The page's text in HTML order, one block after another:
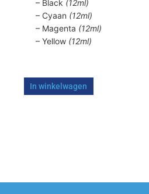
– Black (12ml)
– Cyaan (12ml)
– Magenta (12ml)
– Yellow (12ml)
In winkelwagen